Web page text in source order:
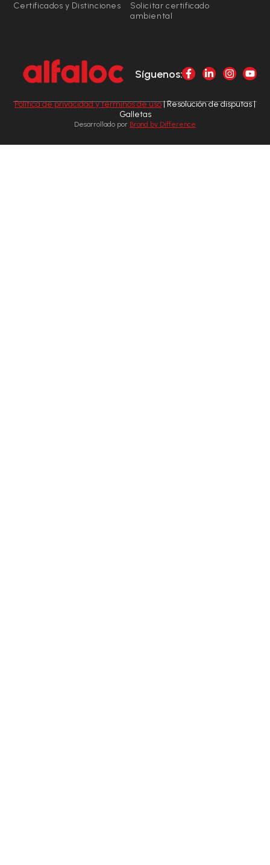
Certificados y Distinciones
Solicitar certificado
ambiental
Síguenos:
Política de privacidad y términos de uso| Resolución de disputas |
Galletas
Desarrollado por Brand by Difference